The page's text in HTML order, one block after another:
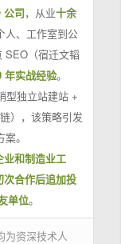
公司，从业十余
人、工作室到公
SEO（宿迁文韬
年实战经验。
型独立站建站 +
），该策略引发
。
和制造业工
合作后追加投
单位。
为资深技术人